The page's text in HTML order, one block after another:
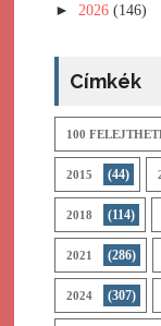
► 2026 (146)
Címkék
100
2015 (44)
2018 (114)
2021 (286)
2024 (307)